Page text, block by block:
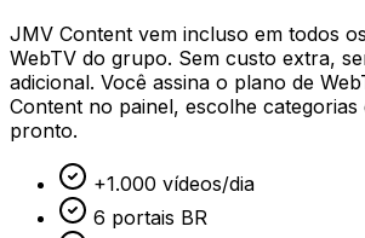
JMV Content vem incluso em todos
WebTV do grupo. Sem custo extra,
adicional. Você assina o plano de
Content no painel, escolhe
pronto.
+1.000 vídeos/dia
6 portais BR